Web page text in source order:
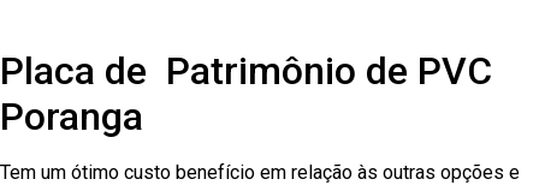
Placa de Patrimônio de PVC
Poranga
Tem um ótimo custo benefício em relação às outras opções e